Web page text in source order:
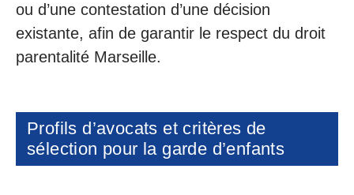
ou d’une contestation d’une décision
existante, afin de garantir le respect du droit
parentalité Marseille.
Profils d’avocats et critères de
sélection pour la garde d’enfants